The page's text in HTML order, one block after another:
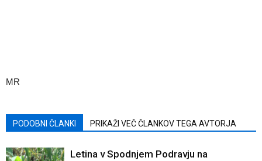
MR
PODOBNI ČLANKI PRIKAŽI VEČ ČLANKOV TEGA AVTORJA
Letina v Spodnjem Podravju na